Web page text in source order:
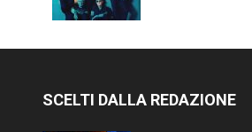
SCELTI DALLA REDAZIONE